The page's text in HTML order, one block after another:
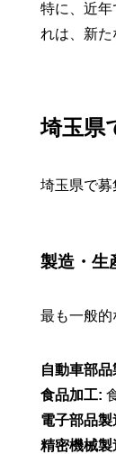
特に、近
れは、新た
埼玉県
埼玉県で募
製造・生
最も一般的
自動車部品
食品加工:
電子部品製
精密機械製